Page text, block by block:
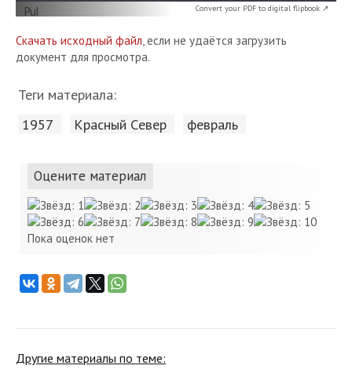
Convert your PDF to digital flipbook ↗
Скачать исходный файл, если не удаётся загрузить
документ для просмотра.
Теги материала:
1957 Красный Cевер февраль
Оцените материал
Пока оценок нет
Другие материалы по теме: